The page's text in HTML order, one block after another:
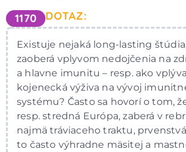
1170 DOTAZ:
Existuje nejaká long-lasting
zaoberá vplyvom nedojčenia na
a hlavne imunitu – resp. ako
kojenecká výživa na vývoj
systému? Často sa hovorí o tom,
resp. stredná Európa, zaberá v
najmä tráviaceho traktu,
to často výhradne mäsitej a